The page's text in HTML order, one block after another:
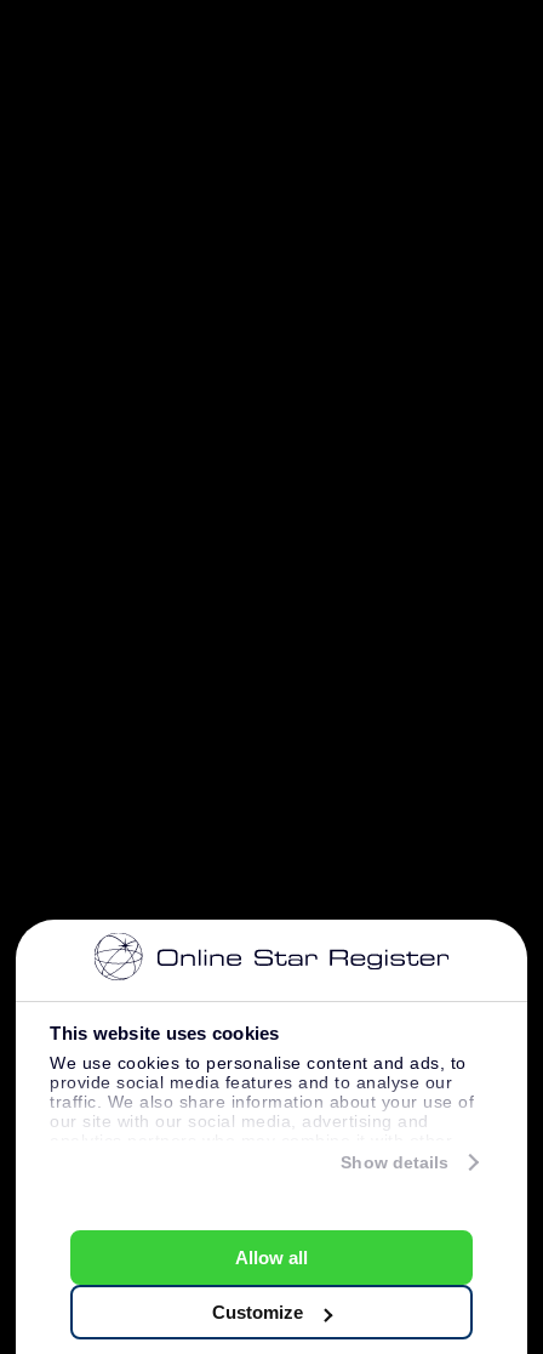
This website uses cookies
We use cookies to personalise content and ads, to
provide social media features and to analyse our
traffic. We also share information about your use of
our site with our social media, advertising and
information that you’ve provided to them or that
Show details
Allow all
Customize